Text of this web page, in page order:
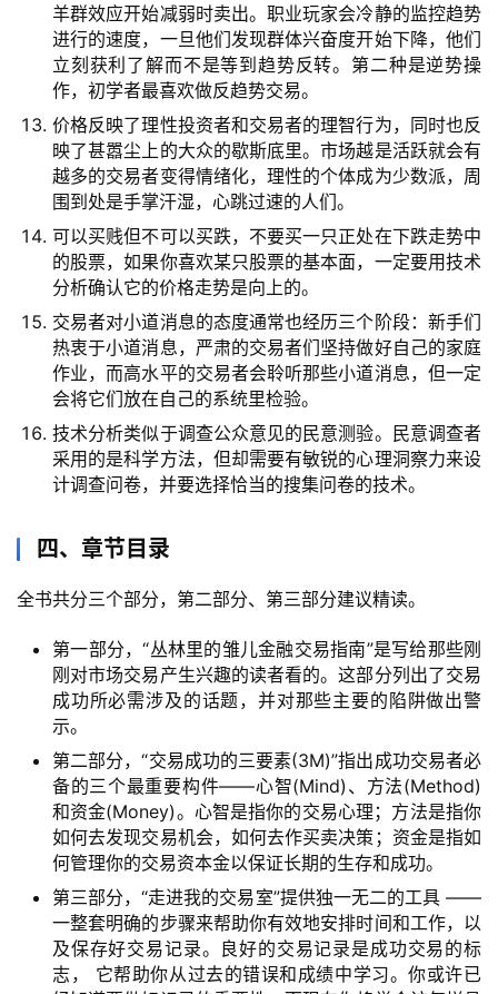
羊群效应开始减弱时卖出。职业玩家会冷静的监控趋势
进行的速度，一旦他们发现群体兴奋度开始下降，他们
立刻获利了解而不是等到趋势反转。第二种是逆势操
作，初学者最喜欢做反趋势交易。
价格反映了理性投资者和交易者的理智行为，同时也反
映了甚嚣尘上的大众的歇斯底里。市场越是活跃就会有
越多的交易者变得情绪化，理性的个体成为少数派，周
围到处是手掌汗湿，心跳过速的人们。
可以买贱但不可以买跌，不要买一只正处在下跌走势中
的股票，如果你喜欢某只股票的基本面，一定要用技术
分析确认它的价格走势是向上的。
交易者对小道消息的态度通常也经历三个阶段：新手们
热衷于小道消息，严肃的交易者们坚持做好自己的家庭
作业，而高水平的交易者会聆听那些小道消息，但一定
会将它们放在自己的系统里检验。
技术分析类似于调查公众意见的民意测验。民意调查者
采用的是科学方法，但却需要有敏锐的心理洞察力来设
计调查问卷，并要选择恰当的搜集问卷的技术。
四、章节目录
全书共分三个部分，第二部分、第三部分建议精读。
第一部分，“丛林里的雏儿金融交易指南”是写给那些刚
刚对市场交易产生兴趣的读者看的。这部分列出了交易
成功所必需涉及的话题，并对那些主要的陷阱做出警
示。
第二部分，“交易成功的三要素(3M)”指出成功交易者必
备的三个最重要构件——心智(Mind)、方法(Method)
和资金(Money)。心智是指你的交易心理；方法是指你
如何去发现交易机会，如何去作买卖决策；资金是指如
何管理你的交易资本金以保证长期的生存和成功。
第三部分，“走进我的交易室”提供独一无二的工具 ——
一整套明确的步骤来帮助你有效地安排时间和工作，以
及保存好交易记录。良好的交易记录是成功交易的标
志， 它帮助你从过去的错误和成绩中学习。你或许已